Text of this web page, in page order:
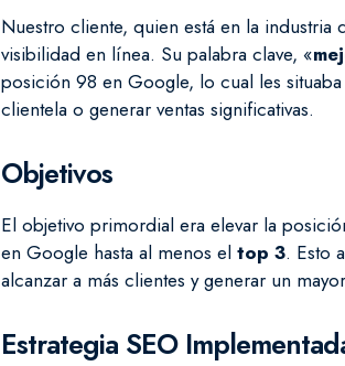
Nuestro cliente, quien está en la industria
visibilidad en línea. Su palabra clave, «
posición 98 en Google, lo cual les
clientela o generar ventas significativas.
Objetivos
El objetivo primordial era elevar la
en Google hasta al menos el top 3. Esto
alcanzar a más clientes y generar un
Estrategia SEO